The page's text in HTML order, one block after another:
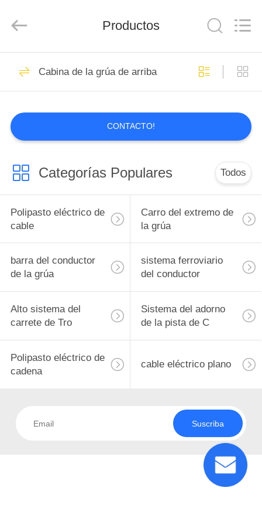
INICIO
SOBRE
VISITA
LA
FÁBRICA
CONTROL
DE
CALIDAD
CONTÁCTENOS
UNA
Eqiupment
Co.,Ltd..
Reserved.
Polipasto eléctrico
de cable
Carro del extremo
de la grúa
67
barra del conductor
de la grúa
sistema ferroviario
99
Productos
Cabina de la grúa de arriba
CONTACTO!
Categorías Populares Todos
Polipasto eléctrico de
cable
Carro del extremo de
la grúa
barra del conductor
de la grúa
sistema ferroviario
del conductor
Alto sistema del
carrete de Tro
Sistema del adorno
de la pista de C
Polipasto eléctrico de
cadena
cable eléctrico plano
Suscriba